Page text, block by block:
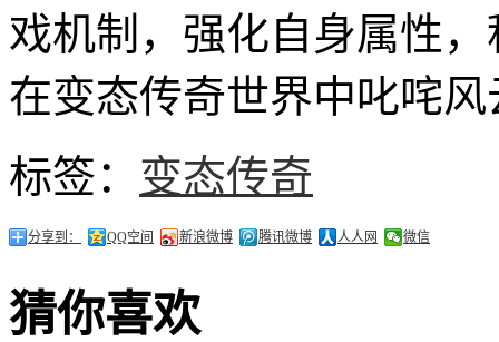
戏机制，强化自身属性
在变态传奇世界中叱咤
标签： 变态传奇
分享到： QQ空间 新浪微博 腾讯微博 人人网 微信
猜你喜欢